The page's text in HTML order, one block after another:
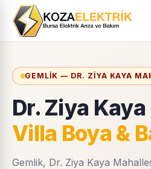
GEMLIK — DR. ZIYA KAYA
Dr. Ziya
Villa Boya &
Gemlik, Dr. Ziya Kaya